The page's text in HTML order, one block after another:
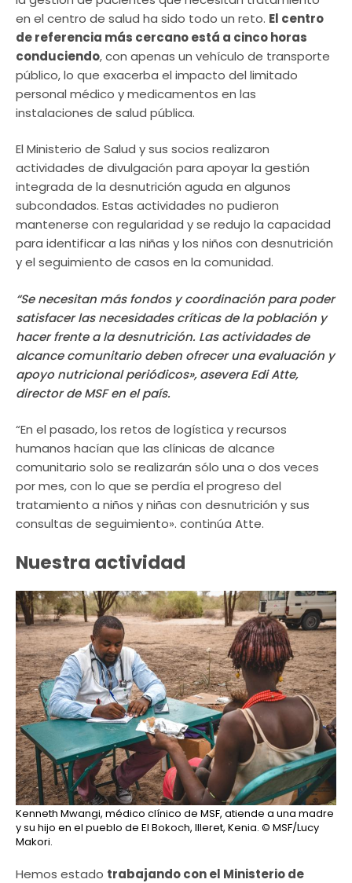
en el centro de salud ha sido todo un reto. El centro
de referencia más cercano está a cinco horas
conduciendo, con apenas un vehículo de transporte
público, lo que exacerba el impacto del limitado
personal médico y medicamentos en las
instalaciones de salud pública.
El Ministerio de Salud y sus socios realizaron
actividades de divulgación para apoyar la gestión
integrada de la desnutrición aguda en algunos
subcondados. Estas actividades no pudieron
mantenerse con regularidad y se redujo la capacidad
para identificar a las niñas y los niños con desnutrición
y el seguimiento de casos en la comunidad.
“Se necesitan más fondos y coordinación para poder
satisfacer las necesidades críticas de la población y
hacer frente a la desnutrición. Las actividades de
alcance comunitario deben ofrecer una evaluación y
apoyo nutricional periódicos», asevera Edi Atte,
director de MSF en el país.
“En el pasado, los retos de logística y recursos
humanos hacían que las clínicas de alcance
comunitario solo se realizarán sólo una o dos veces
por mes, con lo que se perdía el progreso del
tratamiento a niños y niñas con desnutrición y sus
consultas de seguimiento». continúa Atte.
Nuestra actividad
Kenneth Mwangi, médico clínico de MSF, atiende a una madre
y su hijo en el pueblo de El Bokoch, Illeret, Kenia. © MSF/Lucy
Makori.
Hemos estado trabajando con el Ministerio de